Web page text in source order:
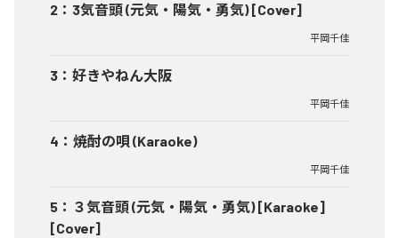
2 ： 3気音頭 (元気・陽気・勇気) [Cover]
平岡千佳
3 ： 好きやねん大阪
平岡千佳
4 ： 焼酎の唄 (Karaoke)
平岡千佳
5 ： ３気音頭 (元気・陽気・勇気) [Karaoke]
[Cover]